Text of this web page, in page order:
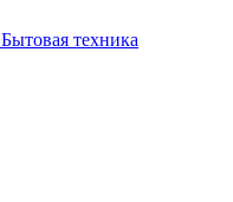
Бытовая техника